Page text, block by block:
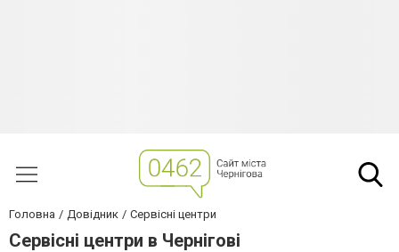
Головна Довідник Сервісні центри
Сервісні центри в Чернігові